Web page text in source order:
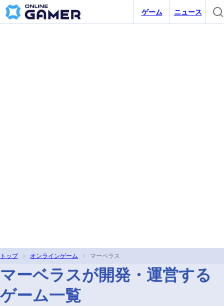
ゲーム ニュース
トップ オンラインゲーム マーベラス
マーベラスが開発・運営する
ゲーム一覧